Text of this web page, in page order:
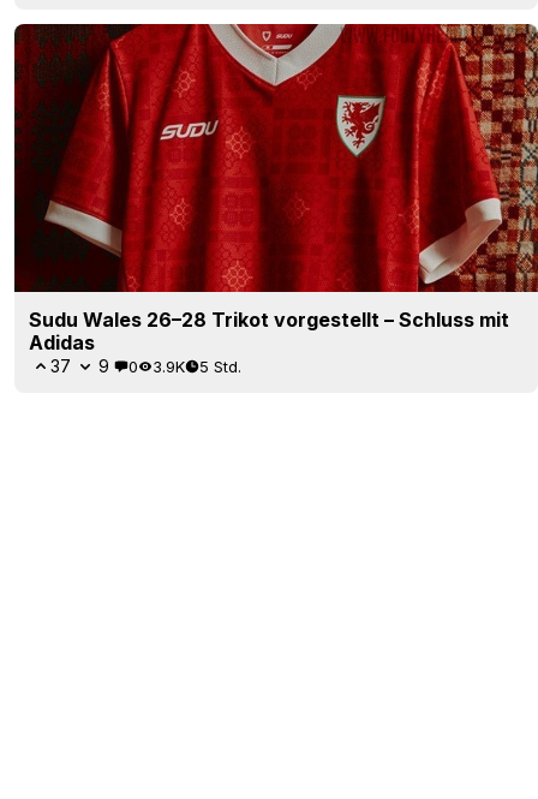
Sudu Wales 26–28 Trikot vorgestellt – Schluss mit
Adidas
37 9 0 3.9K 5 Std.